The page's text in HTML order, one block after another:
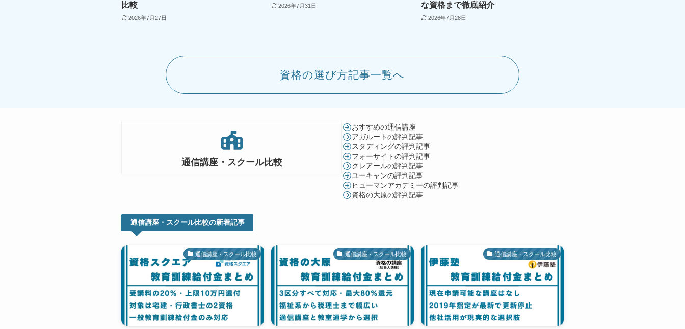
比較
2026年7月27日
2026年7月31日
な資格まで徹底紹介
2026年7月28日
資格の選び方記事一覧へ
通信講座・スクール比較
おすすめの通信講座
アガルートの評判記事
スタディングの評判記事
フォーサイトの評判記事
クレアールの評判記事
ユーキャンの評判記事
ヒューマンアカデミーの評判記事
資格の大原の評判記事
通信講座・スクール比較の新着記事
通信講座・スクール比較 通信講座・スクール比較 通信講座・スクール比較